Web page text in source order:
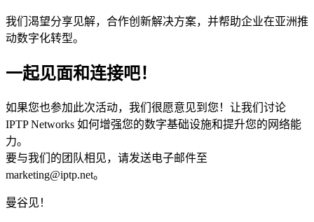
我们渴望分享见解，合作创新解决方案，并帮助企业在亚洲推
动数字化转型。
一起见面和连接吧！
如果您也参加此次活动，我们很愿意见到您！让我们讨论
IPTP Networks 如何增强您的数字基础设施和提升您的网络能
力。
要与我们的团队相见，请发送电子邮件至
marketing
iptp.net。
曼谷见！